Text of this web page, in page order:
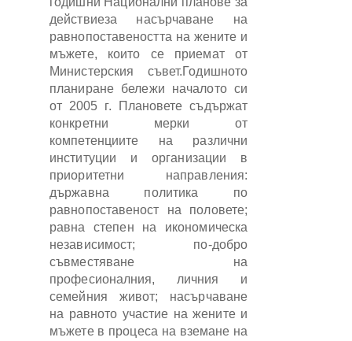
действиеза насърчаване на
равнопоставеността на жените и
мъжете, които се приемат от
Министерския съвет.Годишното
планиране бележи началото си
от 2005 г. Плановете съдържат
конкретни мерки от
компетенциите на различни
институции и организации в
приоритетни направления:
държавна политика по
равнопоставеност на половете;
равна степен на икономическа
независимост; по-добро
съвместяване на
професионалния, личния и
семейния живот; насърчаване
на равното участие на жените и
мъжете в процеса на вземане на